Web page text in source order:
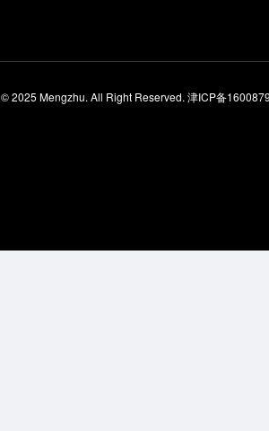
© 2025 Mengzhu. All Right Reserved. 津ICP备